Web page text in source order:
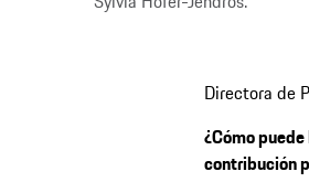
Directora de
¿Cómo
contribución